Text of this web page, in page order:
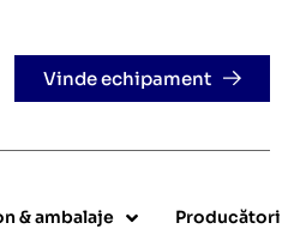
Vinde echipament
& ambalaje Producători